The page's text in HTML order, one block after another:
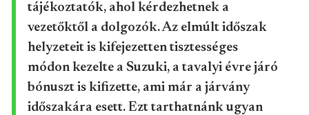
tájékoztatók, ahol kérdezhetnek a
vezetőktől a dolgozók. Az elmúlt időszak
helyzeteit is kifejezetten tisztességes
módon kezelte a Suzuki, a tavalyi évre járó
bónuszt is kifizette, ami már a járvány
időszakára esett. Ezt tarthatnánk ugyan